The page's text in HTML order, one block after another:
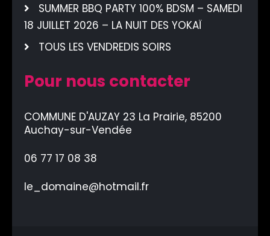
SUMMER BBQ PARTY 100% BDSM – SAMEDI
18 JUILLET 2026 – LA NUIT DES YOKAÏ
TOUS LES VENDREDIS SOIRS
Pour nous contacter
COMMUNE D'AUZAY 23 La Prairie, 85200
Auchay-sur-Vendée
06 77 17 08 38
le_domaine@hotmail.fr